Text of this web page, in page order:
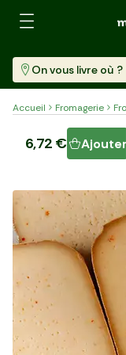
On vous livre où ?
Accueil Fromagerie
Le Pur brebis
6,72 € Ajouter